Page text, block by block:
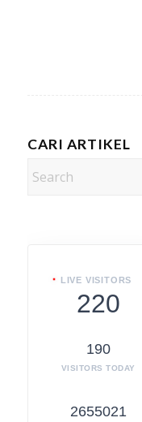
CARI ARTIKEL
LIVE VISITORS
220
190
VISITORS TODAY
2655021